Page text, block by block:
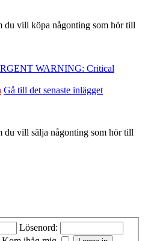
du vill köpa någonting som hör till
WARNING: Critical
Gå till det senaste inlägget
du vill sälja någonting som hör till
Lösenord: